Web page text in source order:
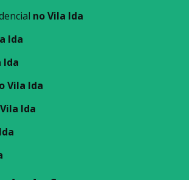
no Vila Ida
Ida
Ida
Vila Ida
Ida